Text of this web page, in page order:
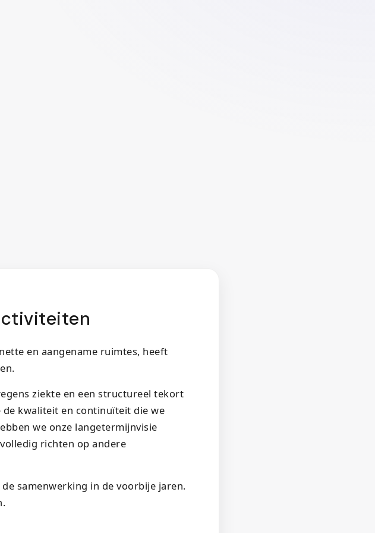
en aangename ruimtes, heeft
ziekte en een structureel tekort
kwaliteit en continuïteit die we
we onze langetermijnvisie
richten op andere
samenwerking in de voorbije jaren.